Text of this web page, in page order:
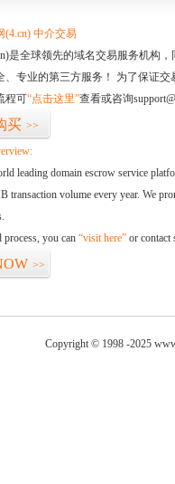
(4.cn) 中介交易
是全球领先的域名交易服务机构
、专业的第三方服务！ 为了保证
程可“点击这里”查看或咨询
买 >>
leading domain escrow service
transaction volume every year. We
process, you can “visit here” or contact
>>
Copyright © 1998 -2025